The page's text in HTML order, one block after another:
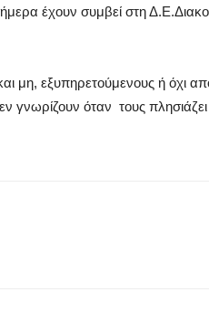
έχουν συμβεί στη
μη, εξυπηρετούμενους ή όχι
γνωρίζουν όταν τους πλησιάζει